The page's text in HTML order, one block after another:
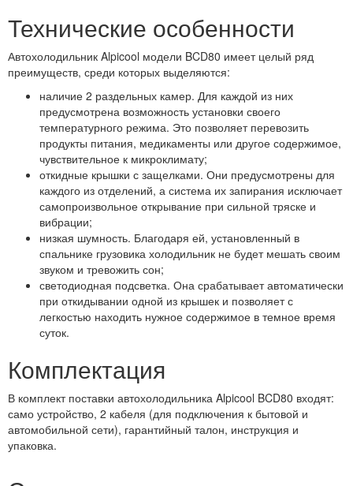
Технические особенности
Автохолодильник Alpicool модели BCD80 имеет целый ряд
преимуществ, среди которых выделяются:
наличие 2 раздельных камер. Для каждой из них
предусмотрена возможность установки своего
температурного режима. Это позволяет перевозить
продукты питания, медикаменты или другое содержимое,
чувствительное к микроклимату;
откидные крышки с защелками. Они предусмотрены для
каждого из отделений, а система их запирания исключает
самопроизвольное открывание при сильной тряске и
вибрации;
низкая шумность. Благодаря ей, установленный в
спальнике грузовика холодильник не будет мешать своим
звуком и тревожить сон;
светодиодная подсветка. Она срабатывает автоматически
при откидывании одной из крышек и позволяет с
легкостью находить нужное содержимое в темное время
суток.
Комплектация
В комплект поставки автохолодильника Alpicool BCD80 входят:
само устройство, 2 кабеля (для подключения к бытовой и
автомобильной сети), гарантийный талон, инструкция и
упаковка.